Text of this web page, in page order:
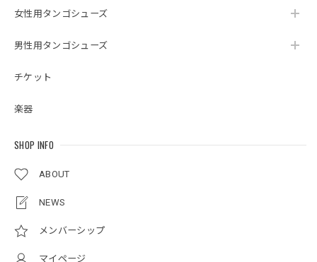
女性用タンゴシューズ
男性用タンゴシューズ
チケット
楽器
SHOP INFO
ABOUT
NEWS
メンバーシップ
マイページ